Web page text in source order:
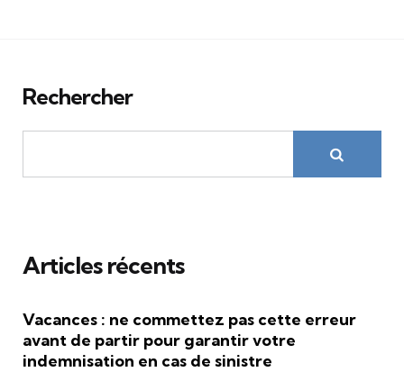
Rechercher
Articles récents
Vacances : ne commettez pas cette erreur
avant de partir pour garantir votre
indemnisation en cas de sinistre